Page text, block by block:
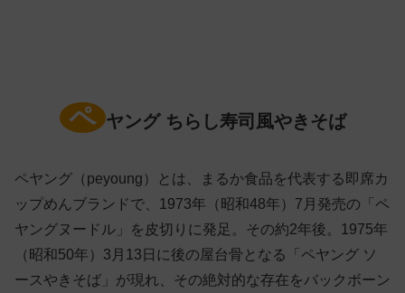
ペ ヤング ちらし寿司風やきそば
ペヤング（peyoung）とは、まるか食品を代表する即席カ
ップめんブランドで、1973年（昭和48年）7月発売の「ペ
ヤングヌードル」を皮切りに発足。その約2年後。1975年
（昭和50年）3月13日に後の屋台骨となる「ペヤング ソ
ースやきそば」が現れ、その絶対的な存在をバックボーン